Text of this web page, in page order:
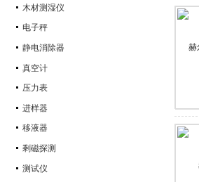
木材测湿仪
电子秤
静电消除器
真空计
压力表
进样器
移液器
剩磁探测
测试仪